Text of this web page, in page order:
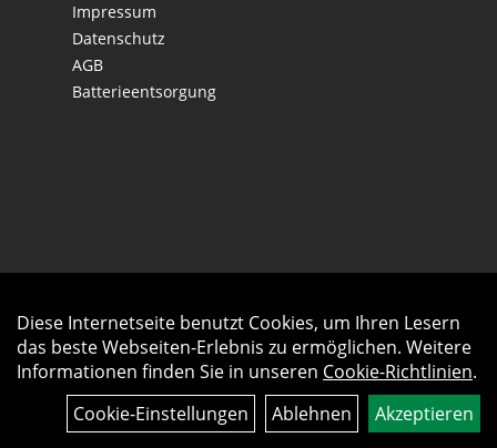
Impressum
Datenschutz
AGB
Batterieentsorgung
Diese Internetseite benutzt Cookies, um Ihren Lesern
das beste Webseiten-Erlebnis zu ermöglichen. Weitere
Informationen finden Sie in unseren Cookie-Richtlinien.
Cookie-Einstellungen
Ablehnen Akzeptieren
Auftrag widerrufen